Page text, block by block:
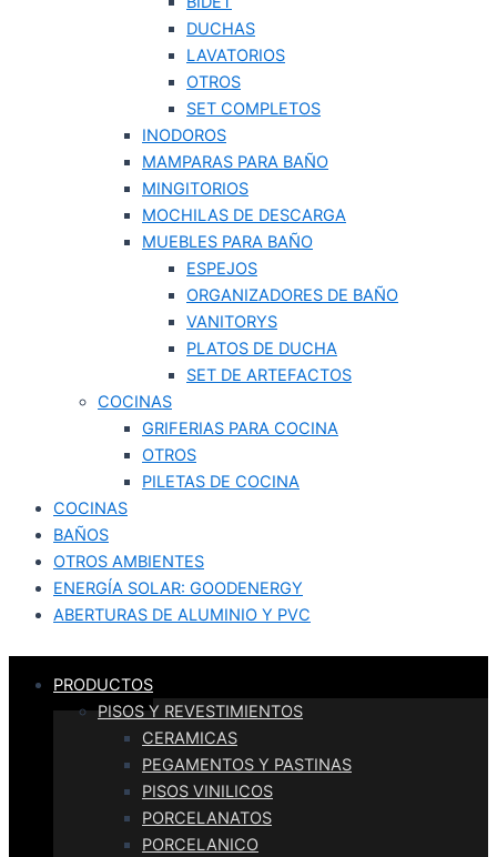
DUCHAS
LAVATORIOS
OTROS
SET COMPLETOS
INODOROS
MAMPARAS PARA BAÑO
MINGITORIOS
MOCHILAS DE DESCARGA
MUEBLES PARA BAÑO
ESPEJOS
ORGANIZADORES DE BAÑO
VANITORYS
PLATOS DE DUCHA
SET DE ARTEFACTOS
COCINAS
GRIFERIAS PARA COCINA
OTROS
PILETAS DE COCINA
COCINAS
BAÑOS
OTROS AMBIENTES
ENERGÍA SOLAR: GOODENERGY
ABERTURAS DE ALUMINIO Y PVC
PRODUCTOS
PISOS Y REVESTIMIENTOS
CERAMICAS
PEGAMENTOS Y PASTINAS
PISOS VINILICOS
PORCELANATOS
PORCELANICO